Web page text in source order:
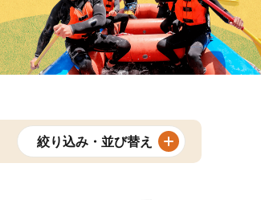
絞り込み・並び替え